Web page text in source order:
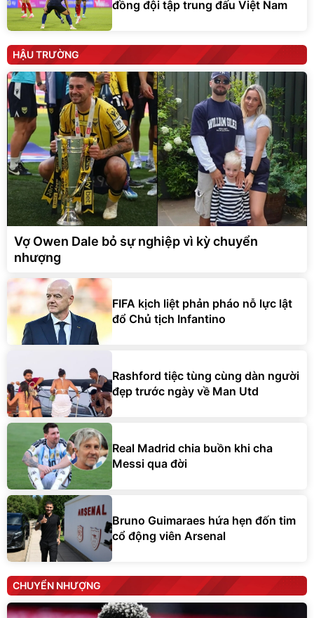
đồng đội tập trung đấu Việt Nam
HẬU TRƯỜNG
Vợ Owen Dale bỏ sự nghiệp vì kỳ chuyển
nhượng
FIFA kịch liệt phản pháo nỗ lực lật
đổ Chủ tịch Infantino
Rashford tiệc tùng cùng dàn người
đẹp trước ngày về Man Utd
Real Madrid chia buồn khi cha
Messi qua đời
Bruno Guimaraes hứa hẹn đốn tim
cổ động viên Arsenal
CHUYỂN NHƯỢNG